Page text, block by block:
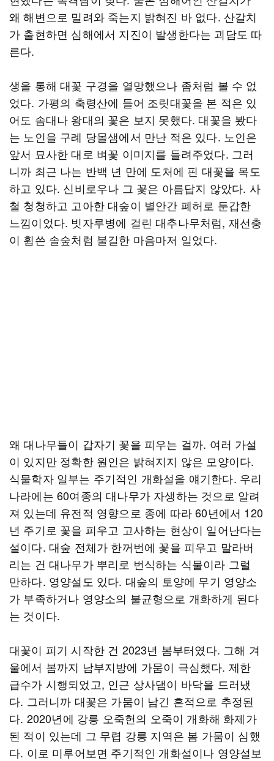
왜 해변으로 밀려와 죽는지 밝혀진 바 없다. 산갈치
가 출현하면 심해에서 지진이 발생한다는 괴담도 따
른다.
생을 통해 대꽃 구경을 열망했으나 좀처럼 볼 수 없
었다. 가평의 축령산에 들어 조릿대꽃을 본 적은 있
어도 솜대나 왕대의 꽃은 보지 못했다. 대꽃을 봤다
는 노인을 구례 당몰샘에서 만난 적은 있다. 노인은
앞서 묘사한 대로 벼꽃 이미지를 들려주었다. 그러
니까 최근 나는 반백 년 만에 도처에 핀 대꽃을 목도
하고 있다. 신비로우나 그 꽃은 아름답지 않았다. 사
철 청청하고 고아한 대숲이 별안간 폐허로 둔갑한
느낌이었다. 빗자루병에 걸린 대추나무처럼, 재선충
이 휩쓴 솔숲처럼 불길한 마음마저 일었다.
왜 대나무들이 갑자기 꽃을 피우는 걸까. 여러 가설
이 있지만 정확한 원인은 밝혀지지 않은 모양이다.
식물학자 일부는 주기적인 개화설을 얘기한다. 우리
나라에는 60여종의 대나무가 자생하는 것으로 알려
져 있는데 유전적 영향으로 종에 따라 60년에서 120
년 주기로 꽃을 피우고 고사하는 현상이 일어난다는
설이다. 대숲 전체가 한꺼번에 꽃을 피우고 말라버
리는 건 대나무가 뿌리로 번식하는 식물이라 그럴
만하다. 영양설도 있다. 대숲의 토양에 무기 영양소
가 부족하거나 영양소의 불균형으로 개화하게 된다
는 것이다.
대꽃이 피기 시작한 건 2023년 봄부터였다. 그해 겨
울에서 봄까지 남부지방에 가뭄이 극심했다. 제한
급수가 시행되었고, 인근 상사댐이 바닥을 드러냈
다. 그러니까 대꽃은 가뭄이 남긴 흔적으로 추정된
다. 2020년에 강릉 오죽헌의 오죽이 개화해 화제가
된 적이 있는데 그 무렵 강릉 지역은 봄 가뭄이 심했
다. 이로 미루어보면 주기적인 개화설이나 영양설보